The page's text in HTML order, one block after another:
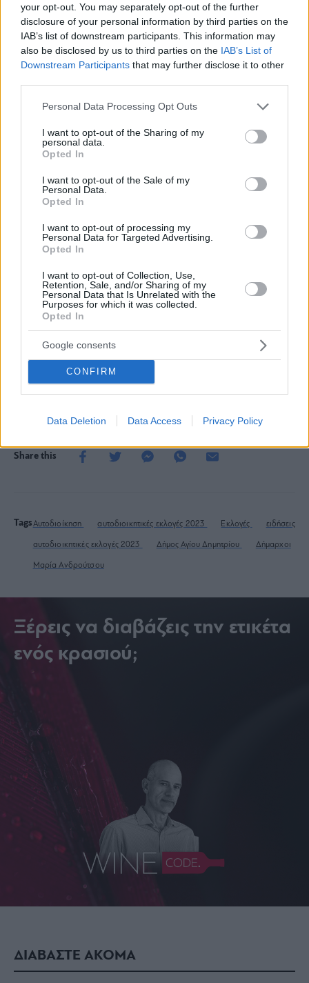
your opt-out. You may separately opt-out of the further
disclosure of your personal information by third parties on the
IAB’s list of downstream participants. This information may
also be disclosed by us to third parties on the IAB’s List of
Downstream Participants that may further disclose it to other
Please note that this website/app uses one or more Google
not limited to your visit or usage behaviour. You may click to
grant or deny consent to Google and its third-party tags to
use your data for below specified purposes in below Google
consent section.
Personal Data Processing Opt Outs
I want to opt-out of the Sharing of my
personal data.
Opted In
I want to opt-out of the Sale of my
Personal Data.
Opted In
I want to opt-out of processing my
Personal Data for Targeted Advertising.
Opted In
I want to opt-out of Collection, Use,
Retention, Sale, and/or Sharing of my
Personal Data that Is Unrelated with the
Purposes for which it was collected.
Opted In
Google consents
CONFIRM
Data Deletion Data Access Privacy Policy
Share this
TagsΑυτοδιοίκηση αυτοδιοικητικές εκλογές 2023 Εκλογές ειδήσεις
αυτοδιοικητικές εκλογές 2023 Δήμος Αγίου Δημητρίου Δήμαρχοι
Μαρία Ανδρούτσου
Ξέρεις να διαβάζεις την ετικέτα
ενός κρασιού;
ΔΙΑΒΑΣΤΕ ΑΚΟΜΑ